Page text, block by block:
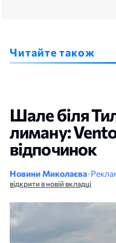
Читайте також
Шале біля
лиману:
відпочинок
Новини Миколаєва•
відкрити в новій вкладці